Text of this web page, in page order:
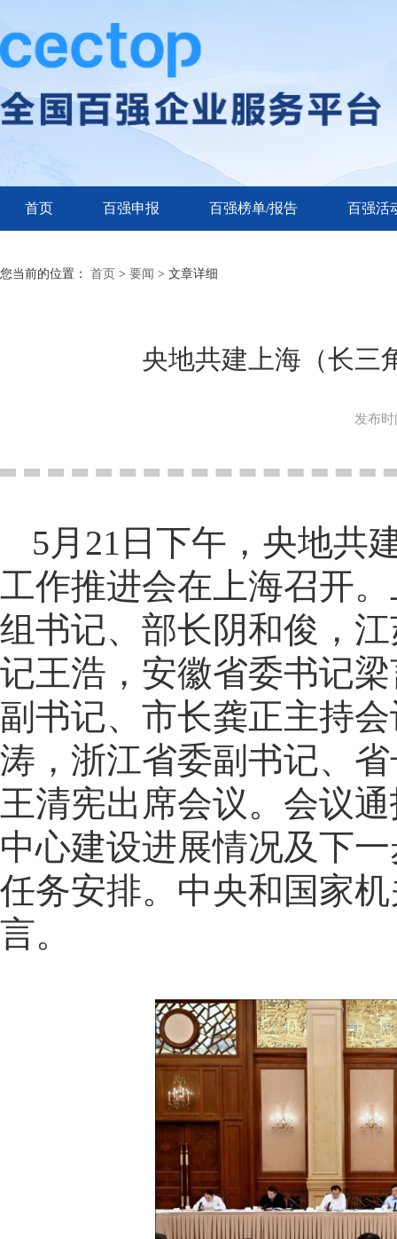
首页 百强申报 百强榜单/报告 百强活
您当前的位置： 首页 > 要闻 > 文章详细
央地共建上海（长三
发布
5月21日下午，央地共
工作推进会在上海召开
组书记、部长阴和俊，
记王浩，安徽省委书记
副书记、市长龚正主持
涛，浙江省委副书记、
王清宪出席会议。会议
中心建设进展情况及下
任务安排。中央和国家
言。